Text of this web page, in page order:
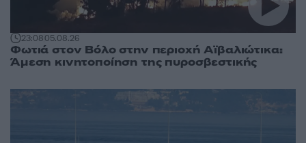
23:0805.08.26
Φωτιά στον Βόλο στην περιοχή Αϊβαλιώτικα:
Άμεση κινητοποίηση της πυροσβεστικής